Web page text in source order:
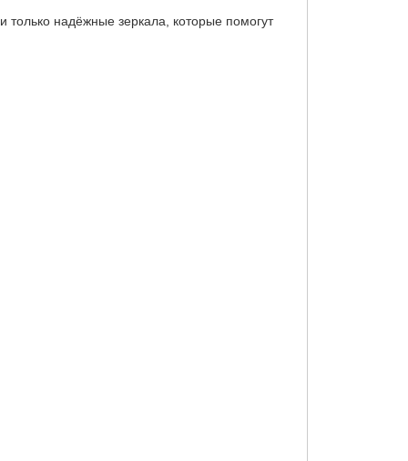
надёжные зеркала, которые помогут